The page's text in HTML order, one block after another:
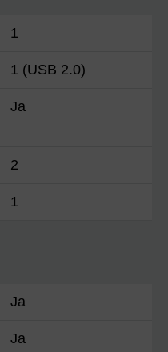
1
1 (USB 2.0)
Ja
2
1
Ja
Ja